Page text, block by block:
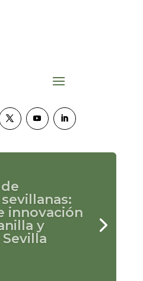
con
un guiso
lleno de